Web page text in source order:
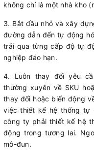
không chỉ là một nhà kho
3. Bắt đầu nhỏ và xây
đường dẫn đến tự động
trải qua từng cấp độ tự
nghiệp đáo hạn.
4. Luôn thay đổi yêu
thường xuyên về SKU
thay đổi hoặc biến động
việc thiết kế hệ thống tự
công ty phải thiết kế hệ
động trong tương lai.
mô-đun.